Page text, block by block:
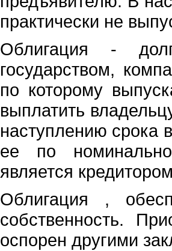
практически не
Облигация -
государством,
по которому
выплатить
наступлению срока
ее по
является
Облигация ,
собственность.
оспорен другими